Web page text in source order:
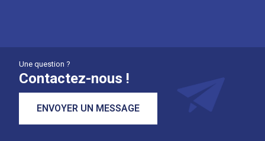
Une question ?
Contactez-nous !
ENVOYER UN MESSAGE